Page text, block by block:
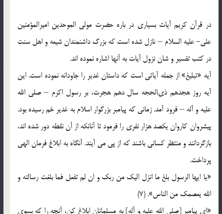
در قرآن كريم آيات بسيارى در باره حضرت مولى الموحدين اميرالمؤمنين
على- عليه السلام – نازل شده است كه بزرگ داشنمندان شيعه و اهل سنت
در كتب تفسير و شان نزول آيات به آنها اشاره نموده ‏اند.
آيه «تبليغ‏» از جمله آياتى است كه داستان غدير را جاودانه نموده است. اين
آيه روز هجدهم ذى‏الحجه سال دهم هجرت، بر رسول اكرم – صلى الله
عليه و آله – فرود آمد. زمانى كه پيامبر بزرگوار اسلام به غدير خم رسيده بود.
پيشروان كاروان يكصد هزار نفرى را فرمود تا آنانكه از آن نقطه دور شده ‏اند،
بازگردانند و منتظر كسانى باشند كه از پى می ‏آيند. آنگاه به ابلاغ فرمان الهى
پرداخت.
«يا ايها الرسول بلغ ما انزل اليك من ربك و ان لم تفعل فما بلغت رسالته و
الله يعصمك من الناس‏». (7)
«اى پيامبر [صلى الله عليه و آله] به مسلمانان ابلاغ كن، آنچه را كه بسوى